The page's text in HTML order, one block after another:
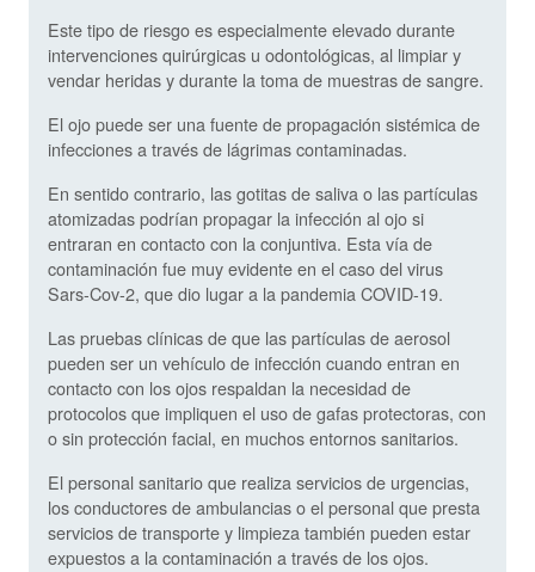
Este tipo de riesgo es especialmente elevado durante
intervenciones quirúrgicas u odontológicas, al limpiar y
vendar heridas y durante la toma de muestras de sangre.
El ojo puede ser una fuente de propagación sistémica de
infecciones a través de lágrimas contaminadas.
En sentido contrario, las gotitas de saliva o las partículas
atomizadas podrían propagar la infección al ojo si
entraran en contacto con la conjuntiva. Esta vía de
contaminación fue muy evidente en el caso del virus
Sars-Cov-2, que dio lugar a la pandemia COVID-19.
Las pruebas clínicas de que las partículas de aerosol
pueden ser un vehículo de infección cuando entran en
contacto con los ojos respaldan la necesidad de
protocolos que impliquen el uso de gafas protectoras, con
o sin protección facial, en muchos entornos sanitarios.
El personal sanitario que realiza servicios de urgencias,
los conductores de ambulancias o el personal que presta
servicios de transporte y limpieza también pueden estar
expuestos a la contaminación a través de los ojos.